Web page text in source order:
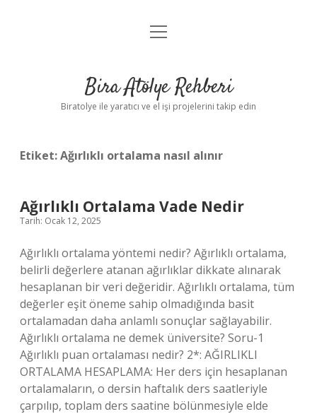
Anasayfa
Yasal Uyarı
menüyü
Bira Atölye Rehberi
Biratolye ile yaratıcı ve el işi projelerini takip edin
Etiket:Ağırlıklı ortalama nasıl alınır
Ağırlıklı Ortalama Vade Nedir
Tarih: Ocak 12, 2025
Ağırlıklı ortalama yöntemi nedir? Ağırlıklı ortalama,
belirli değerlere atanan ağırlıklar dikkate alınarak
hesaplanan bir veri değeridir. Ağırlıklı ortalama, tüm
değerler eşit öneme sahip olmadığında basit
ortalamadan daha anlamlı sonuçlar sağlayabilir.
Ağırlıklı ortalama ne demek üniversite? Soru-1
Ağırlıklı puan ortalaması nedir? 2*: AĞIRLIKLI
ORTALAMA HESAPLAMA: Her ders için hesaplanan
ortalamaların, o dersin haftalık ders saatleriyle
çarpılıp, toplam ders saatine bölünmesiyle elde